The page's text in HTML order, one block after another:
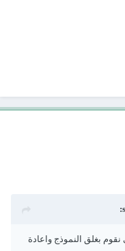
بغلق النموذج واعادة